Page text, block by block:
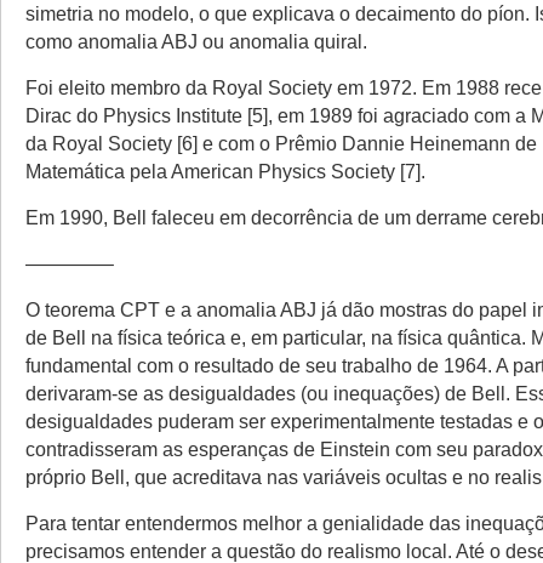
simetria no modelo, o que explicava o decaimento do píon.
como anomalia ABJ ou anomalia quiral.
Foi eleito membro da Royal Society em 1972. Em 1988
Dirac do Physics Institute [5], em 1989 foi agraciado com a
da Royal Society [6] e com o Prêmio Dannie Heinemann de
Matemática pela American Physics Society [7].
Em 1990, Bell faleceu em decorrência de um derrame
————–
O teorema CPT e a anomalia ABJ já dão mostras do papel
de Bell na física teórica e, em particular, na física quântica.
fundamental com o resultado de seu trabalho de 1964. A
derivaram-se as desigualdades (ou inequações) de Bell.
desigualdades puderam ser experimentalmente testadas e
contradisseram as esperanças de Einstein com seu
próprio Bell, que acreditava nas variáveis ocultas e no
Para tentar entendermos melhor a genialidade das
precisamos entender a questão do realismo local. Até o